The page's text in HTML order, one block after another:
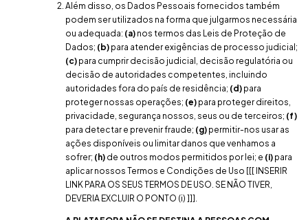
Além disso, os Dados Pessoais fornecidos também
podem ser utilizados na forma que julgarmos necessária
ou adequada: (a) nos termos das Leis de Proteção de
Dados; (b) para atender exigências de processo judicial;
(c) para cumprir decisão judicial, decisão regulatória ou
decisão de autoridades competentes, incluindo
autoridades fora do país de residência; (d) para
proteger nossas operações; (e) para proteger direitos,
privacidade, segurança nossos, seus ou de terceiros; (f)
para detectar e prevenir fraude; (g) permitir-nos usar as
ações disponíveis ou limitar danos que venhamos a
sofrer; (h) de outros modos permitidos por lei; e (i) para
aplicar nossos Termos e Condições de Uso [[[ INSERIR
LINK PARA OS SEUS TERMOS DE USO. SE NÃO TIVER,
DEVERIA EXCLUIR O PONTO (i) ]]].